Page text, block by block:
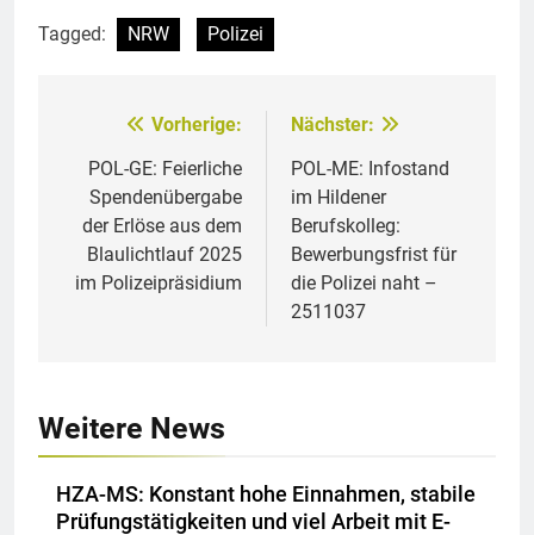
Tagged: NRW Polizei
Beitragsnavigation
Vorherige:
POL-GE: Feierliche
Spendenübergabe
der Erlöse aus dem
Blaulichtlauf 2025
im Polizeipräsidium
Nächster:
POL-ME: Infostand
im Hildener
Berufskolleg:
Bewerbungsfrist für
die Polizei naht –
2511037
Weitere News
HZA-MS: Konstant hohe Einnahmen, stabile
Prüfungstätigkeiten und viel Arbeit mit E-